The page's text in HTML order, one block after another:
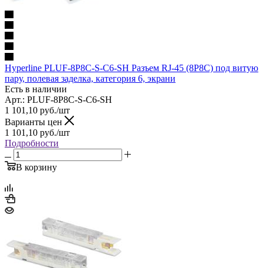
Hyperline PLUF-8P8C-S-C6-SH Разъем RJ-45 (8P8C) под витую
пару, полевая заделка, категория 6, экрани
Есть в наличии
Арт.: PLUF-8P8C-S-C6-SH
1 101,10 руб./шт
Варианты цен
1 101,10 руб./шт
Подробности
В корзину